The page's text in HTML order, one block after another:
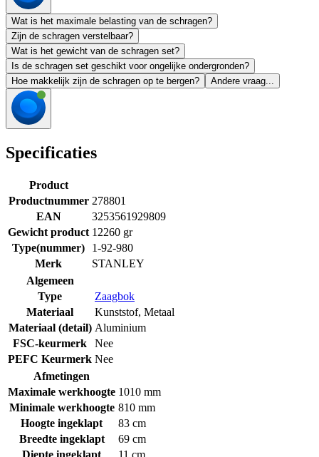
Wat is het maximale belasting van de schragen?
Zijn de schragen verstelbaar?
Wat is het gewicht van de schragen set?
Is de schragen set geschikt voor ongelijke ondergronden?
Hoe makkelijk zijn de schragen op te bergen?
Andere vraag...
Specificaties
Product
Productnummer 278801
EAN
3253561929809
Gewicht product 12260 gr
Type(nummer)
1-92-980
Merk
STANLEY
Algemeen
Type
Zaagbok
Materiaal
Kunststof, Metaal
Materiaal (detail) Aluminium
FSC-keurmerk
Nee
PEFC Keurmerk Nee
Afmetingen
Maximale werkhoogte 1010 mm
Minimale werkhoogte 810 mm
Hoogte ingeklapt
83 cm
Breedte ingeklapt
69 cm
Diepte ingeklapt
11 cm